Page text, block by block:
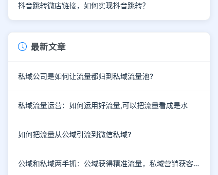
抖音跳转微店链接，如何实现抖音跳转？
最新文章
私域公司是如何让流量都归到私域流量池?
私域流量运营：如何运用好流量,可以把流量看成是水
如何把流量从公域引流到微信私域?
公域和私域两手抓：公域获得精准流量，私域营销获客成单